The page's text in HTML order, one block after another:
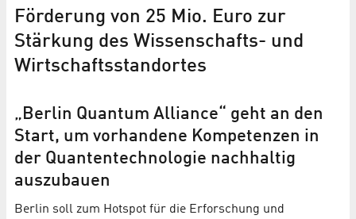
Förderung von 25 Mio. Euro zur
Stärkung des Wissenschafts- und
Wirtschaftsstandortes
„Berlin Quantum Alliance“ geht an den
Start, um vorhandene Kompetenzen in
der Quantentechnologie nachhaltig
auszubauen
Berlin soll zum Hotspot für die Erforschung und